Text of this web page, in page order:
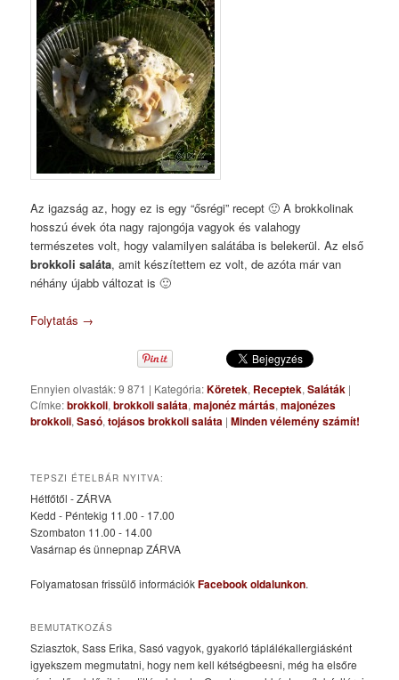
Az igazság az, hogy ez is egy “ősrégi” recept 🙂 A brokkolinak
hosszú évek óta nagy rajongója vagyok és valahogy
természetes volt, hogy valamilyen salátába is belekerül. Az első
brokkoli saláta, amit készítettem ez volt, de azóta már van
néhány újabb változat is 🙂
Folytatás →
Ennyien olvasták: 9 871 | Kategória:Köretek, Receptek,Saláták |
Címke:brokkoli,brokkoli saláta,majonéz mártás,majonézes
brokkoli,Sasó,tojásos brokkoli saláta |Minden vélemény számít!
TEPSZI ÉTELBÁR NYITVA:
Hétfőtől - ZÁRVA
Kedd - Péntekig 11.00 - 17.00
Szombaton 11.00 - 14.00
Vasárnap és ünnepnap ZÁRVA
Folyamatosan frissülő információkFacebook oldalunkon.
BEMUTATKOZÁS
Sziasztok, Sass Erika, Sasó vagyok, gyakorló táplálékallergiásként
igyekszem megmutatni, hogy nem kell kétségbeesni, még ha elsőre